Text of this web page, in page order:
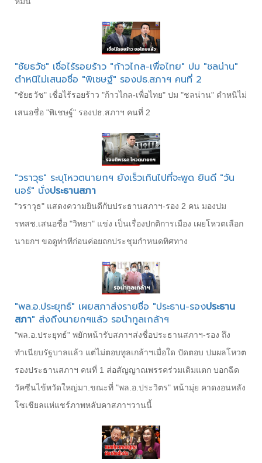
"ชัยธวัช" เชื่อไร้รอยร้าว "ก้าวไกล-เพื่อไทย" ปม "ชลน่าน"
ตำหนิไม่เสนอชื่อ "พิเชษฐ์" รองปธ.สภาฯ คนที่ 2
"ชัยธวัช" เชื่อไร้รอยร้าว "ก้าวไกล-เพื่อไทย" ปม "ชลน่าน" ตำหนิไม่
เสนอชื่อ "พิเชษฐ์" รองปธ.สภาฯ คนที่ 2
"วราวุธ" ระบุโหวตนายกฯ ยังเร็วเกินไปที่จะพูด ยินดี "วัน
นอร์" นั่งประธานสภา
"วราวุธ" แสดงความยินดีกับประธานสภาฯ-รอง 2 คน มองปม
รทสช.เสนอชื่อ "วิทยา" แข่ง เป็นเรื่องปกติการเมือง เผยโหวตเลือก
นายกฯ ขอดูท่าทีก่อนค่อยถกประชุมกำหนดทิศทาง
"พล.อ.ประยุทธ์" เผยสภาส่งรายชื่อ "ประธาน-รองประธาน
สภา" ส่งถึงนายกฯแล้ว รอนำทูลเกล้าฯ
"พล.อ.ประยุทธ์" พยักหน้ารับสภาฯส่งชื่อประธาน​สภาฯ​-รอง​ ถึง
ทำเนียบรัฐบาล​แล้ว​ แต่ไม่ตอบทูลเกล้าฯเมื่อใด ปัดตอบ​ ปมผลโหวต
รองประธาน​สภาฯ​ คนที่​ 1 ส่อสัญญาณพรรคร่วมเดิมแตก​ บอกฉีด
วัคซีนไข้หวัดใหญ่มา.ขณะที่ "พล.อ.ประวิตร" หน้ามุ่ย คาดงอนหลัง
โซเชียลแห่แชร์ภาพหลับคาสภาฯวานนี้